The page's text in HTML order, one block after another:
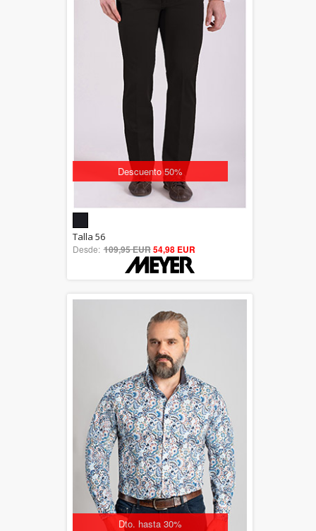
Descuento 50%
out of 5
Talla 56
Desde: 109,95 EUR54,98 EUR
Dto. hasta 30%